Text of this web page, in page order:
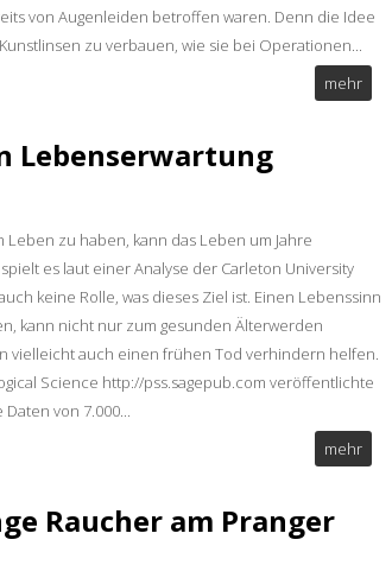
von Augenleiden betroffen waren. Denn die Idee
zu verbauen, wie sie bei Operationen...
mehr
Lebenserwartung
Leben zu haben, kann das Leben um Jahre
es laut einer Analyse der Carleton University
keine Rolle, was dieses Ziel ist. Einen Lebenssinn
kann nicht nur zum gesunden Älterwerden
vielleicht auch einen frühen Tod verhindern helfen.
Science http://pss.sagepub.com veröffentlichte
von 7.000...
mehr
Raucher am Pranger